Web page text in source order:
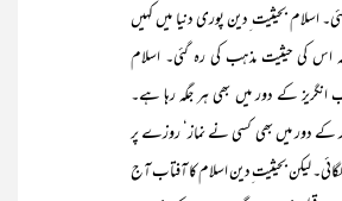
اسلام بحیثیت ِدین پوری دنیا میں کہیں
اس کی حیثیت مذہب کی رہ گئی۔ اسلام
انگریز کے دور میں بھی ہر جگہ رہا ہے۔
کے دور میں بھی کسی نے نماز‘ روزے پر
لیکن بحیثیت ِدین اسلام کا آفتاب آج